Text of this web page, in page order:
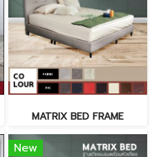
MATRIX BED FRAME
New